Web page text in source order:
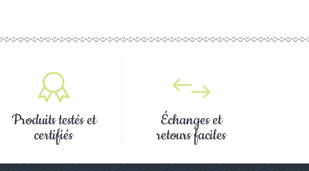
Produits testés et
certifiés
Échanges et
retours faciles